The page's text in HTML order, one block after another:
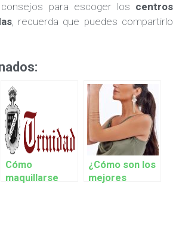
para escoger los centros
, recuerda que puedes compartirlo
Cómo
maquillarse
¿Cómo son los
mejores